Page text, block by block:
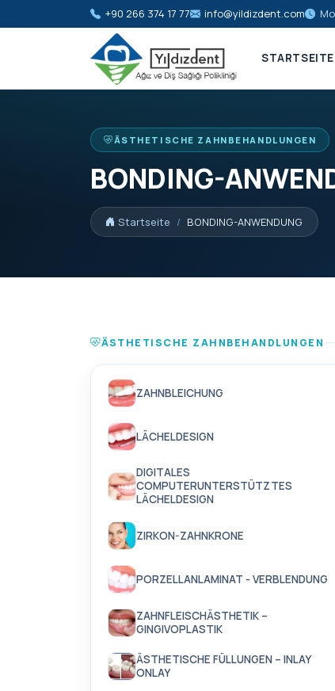
+90 266 374 17 77 info@yildizdent.com
STARTSEITE
ÄSTHETISCHE ZAHNBEHANDLUNGEN
BONDING-
Startseite BONDING-ANWENDUNG
ÄSTHETISCHE ZAHNBEHANDLUNGEN
ZAHNBLEICHUNG
LÄCHELDESIGN
DIGITALES
COMPUTERUNTERSTÜTZTES
LÄCHELDESIGN
ZIRKON-ZAHNKRONE
PORZELLANLAMINAT - VERBLENDUNG
ZAHNFLEISCHÄSTHETIK –
GINGIVOPLASTIK
ÄSTHETISCHE FÜLLUNGEN – INLAY
ONLAY